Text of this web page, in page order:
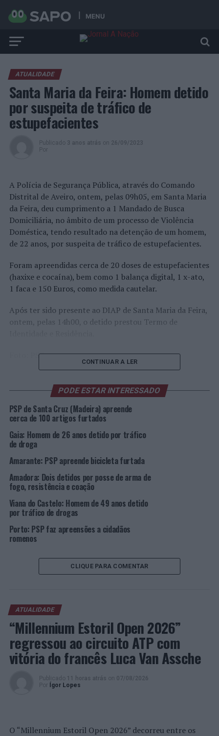
MENU
ATUALIDADE
Santa Maria da Feira: Homem detido
por suspeita de tráfico de
estupefacientes
Publicado 3 anos atrás on 26/09/2023
Por
A Polícia de Segurança Pública, através do Comando
Distrital de Aveiro, ontem, pelas 09h05, em Santa Maria
da Feira, deu cumprimento a 1 Mandado de Busca
Domiciliária, no âmbito de um processo de Violência
Doméstica, tendo resultado na detenção de um homem,
de 22 anos, por suspeita de tráfico de estupefacientes.
Foram apreendidas cerca de 20 doses de estupefacientes
(haxixe e cocaína), bem como 1 balança digital, 1 x-ato,
1 faca e 150 Euros, como medida cautelar.
Após ter sido presente ao DIAP de Santa Maria da Feira,
ontem, pelas 14h00, o detido prestou Termo de
Foto: PSP.
SANTA MARIA DA FEIRA
PRÓXIMO
Santa Marta de Penaguião: “7ª Caminhada Noturna – do
Douro ao Marão”
NÃO PERCA
Senhora Dona Veste Ganga atua esta quinta-feira, dia
28, às 22h00, no Cineteatro Alba, em Albergaria-a-
Velha.
CONTINUAR A LER
PODE ESTAR INTERESSADO
PSP de Santa Cruz (Madeira) apreende
cerca de 100 artigos furtados
Gaia: Homem de 26 anos detido por tráfico
de droga
Amarante: PSP apreende bicicleta furtada
Amadora: Dois detidos por posse de arma de
fogo, resistência e coação
Viana do Castelo: Homem de 49 anos detido
por tráfico de drogas
Porto: PSP faz apreensões a cidadãos
romenos
CLIQUE PARA COMENTAR
ATUALIDADE
“Millennium Estoril Open 2026”
regressou ao circuito ATP com
vitória do francês Luca Van Assche
Publicado 11 horas atrás on 07/08/2026
Por
Ígor Lopes
O “Millennium Estoril Open 2026” decorreu entre os